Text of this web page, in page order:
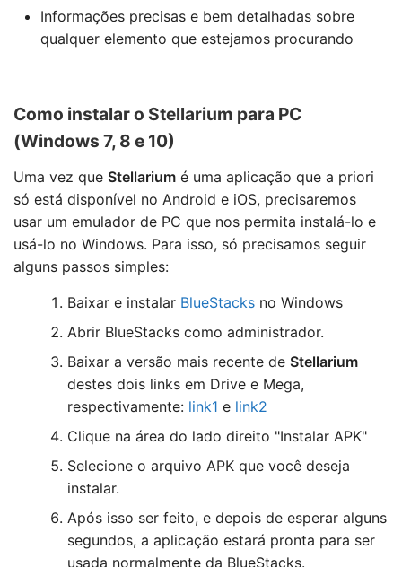
Informações precisas e bem detalhadas sobre
qualquer elemento que estejamos procurando
Como instalar o Stellarium para PC
(Windows 7, 8 e 10)
Uma vez que Stellarium é uma aplicação que a priori
só está disponível no Android e iOS, precisaremos
usar um emulador de PC que nos permita instalá-lo e
usá-lo no Windows. Para isso, só precisamos seguir
alguns passos simples:
Baixar e instalar BlueStacks no Windows
Abrir BlueStacks como administrador.
Baixar a versão mais recente de Stellarium
destes dois links em Drive e Mega,
respectivamente: link1 e link2
Clique na área do lado direito "Instalar APK"
Selecione o arquivo APK que você deseja
instalar.
Após isso ser feito, e depois de esperar alguns
segundos, a aplicação estará pronta para ser
usada normalmente da BlueStacks.